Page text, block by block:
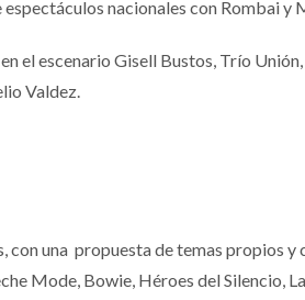
nacionales con Rombai y
el escenario Gisell Bustos, Trío
Valdez.
con una propuesta de temas propios
Mode, Bowie, Héroes del Silencio,